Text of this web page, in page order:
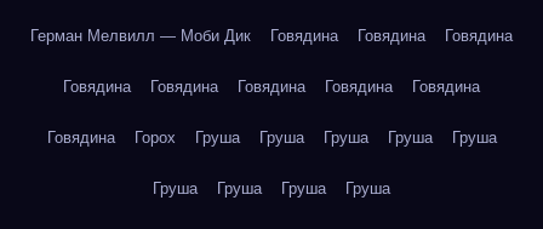
Герман Мелвилл — Моби Дик Говядина Говядина Говядина
Говядина Говядина Говядина Говядина Говядина
Говядина Горох Груша Груша Груша Груша Груша
Груша Груша Груша Груша